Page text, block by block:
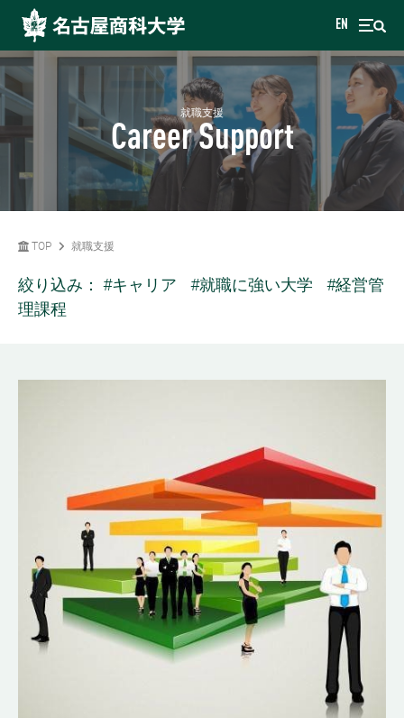
EN
就職支援
Career Support
TOP 就職支援
絞り込み： #キャリア #就職に強い大学
#経営管
理課程